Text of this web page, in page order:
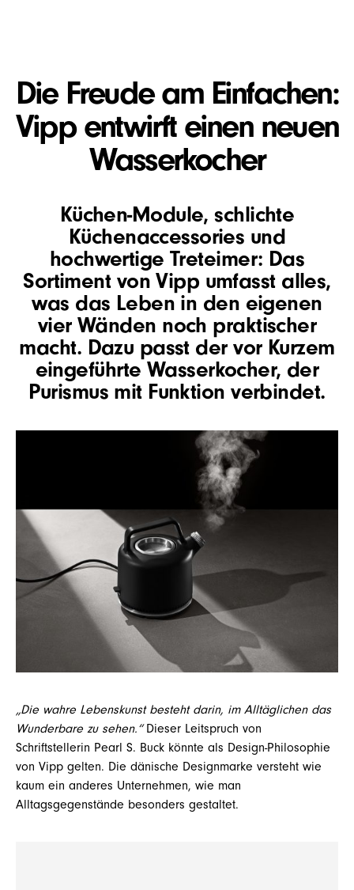
Die Freude am Einfachen:
Vipp entwirft einen neuen
Wasserkocher
Küchen-Module, schlichte
Küchenaccessories und
hochwertige Treteimer: Das
Sortiment von Vipp umfasst alles,
was das Leben in den eigenen
vier Wänden noch praktischer
macht. Dazu passt der vor Kurzem
eingeführte Wasserkocher, der
Purismus mit Funktion verbindet.
„Die wahre Lebenskunst besteht darin, im Alltäglichen das
Wunderbare zu sehen.“Dieser Leitspruch von
Schriftstellerin Pearl S. Buck könnte als Design-Philosophie
von Vipp gelten. Die dänische Designmarke versteht wie
kaum ein anderes Unternehmen, wie man
Alltagsgegenstände besonders gestaltet.